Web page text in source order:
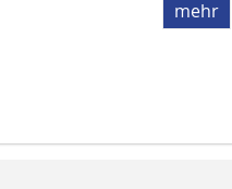
mehr